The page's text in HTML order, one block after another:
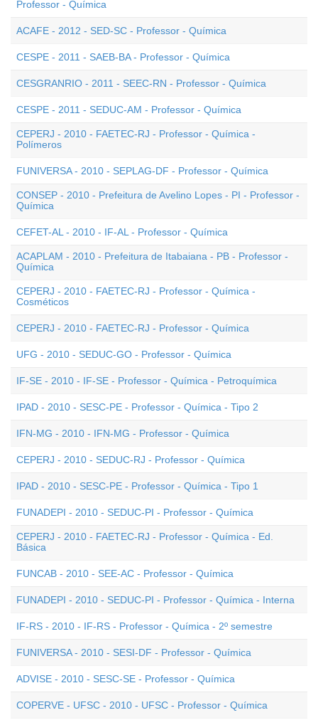
Professor - Química
ACAFE - 2012 - SED-SC - Professor - Química
CESPE - 2011 - SAEB-BA - Professor - Química
CESGRANRIO - 2011 - SEEC-RN - Professor - Química
CESPE - 2011 - SEDUC-AM - Professor - Química
CEPERJ - 2010 - FAETEC-RJ - Professor - Química -
Polímeros
FUNIVERSA - 2010 - SEPLAG-DF - Professor - Química
CONSEP - 2010 - Prefeitura de Avelino Lopes - PI - Professor -
Química
CEFET-AL - 2010 - IF-AL - Professor - Química
ACAPLAM - 2010 - Prefeitura de Itabaiana - PB - Professor -
Química
CEPERJ - 2010 - FAETEC-RJ - Professor - Química -
Cosméticos
CEPERJ - 2010 - FAETEC-RJ - Professor - Química
UFG - 2010 - SEDUC-GO - Professor - Química
IF-SE - 2010 - IF-SE - Professor - Química - Petroquímica
IPAD - 2010 - SESC-PE - Professor - Química - Tipo 2
IFN-MG - 2010 - IFN-MG - Professor - Química
CEPERJ - 2010 - SEDUC-RJ - Professor - Química
IPAD - 2010 - SESC-PE - Professor - Química - Tipo 1
FUNADEPI - 2010 - SEDUC-PI - Professor - Química
CEPERJ - 2010 - FAETEC-RJ - Professor - Química - Ed.
Básica
FUNCAB - 2010 - SEE-AC - Professor - Química
FUNADEPI - 2010 - SEDUC-PI - Professor - Química - Interna
IF-RS - 2010 - IF-RS - Professor - Química - 2º semestre
FUNIVERSA - 2010 - SESI-DF - Professor - Química
ADVISE - 2010 - SESC-SE - Professor - Química
COPERVE - UFSC - 2010 - UFSC - Professor - Química